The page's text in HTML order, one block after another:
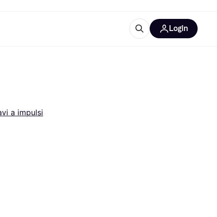
Login
a impulsi